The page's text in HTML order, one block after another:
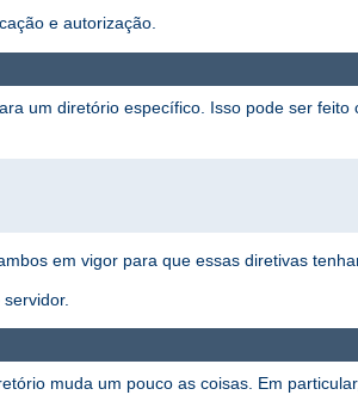
e autorização.
um diretório específico. Isso pode ser feito
em vigor para que essas diretivas
muda um pouco as coisas. Em